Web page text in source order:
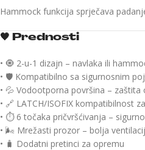
Hammock funkcija sprječava
🖤 Prednosti
• 🧿 2-u-1 dizajn – navlaka ili
• 🛡️ Kompatibilno sa sigurnosnim
• 💦 Vodootporna površina – zaštita
• 🔗 LATCH/ISOFIX kompatibilnost
• ⏱️ 6 točaka pričvršćivanja –
• 🌬️ Mrežasti prozor – bolja
• 🧳 Dodatni pretinci za opremu